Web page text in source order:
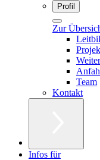
Profil
Zur
Team
Kontakt
Infos für